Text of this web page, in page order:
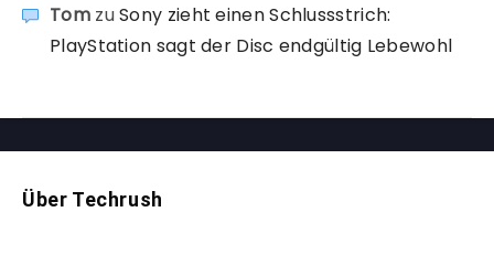
TomzuSony zieht einen Schlussstrich:
PlayStation sagt der Disc endgültig Lebewohl
Über Techrush